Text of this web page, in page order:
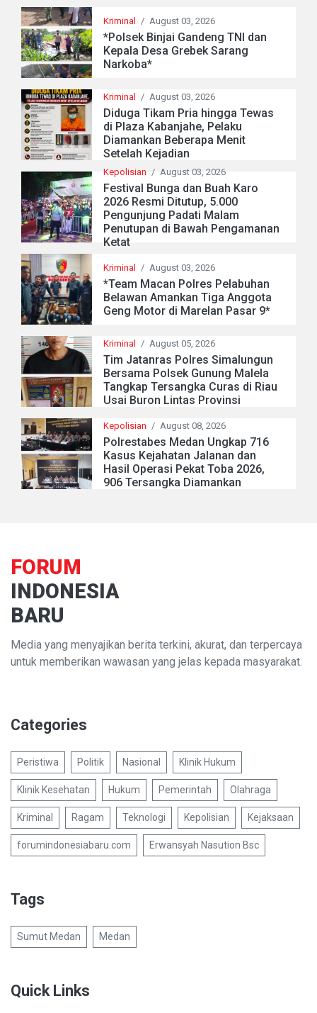
Kriminal / August 03, 2026
*Polsek Binjai Gandeng TNI dan
Kepala Desa Grebek Sarang
Narkoba*
Kriminal / August 03, 2026
Diduga Tikam Pria hingga Tewas
di Plaza Kabanjahe, Pelaku
Diamankan Beberapa Menit
Setelah Kejadian
Kepolisian / August 03, 2026
Festival Bunga dan Buah Karo
2026 Resmi Ditutup, 5.000
Pengunjung Padati Malam
Penutupan di Bawah Pengamanan
Ketat
Kriminal / August 03, 2026
*Team Macan Polres Pelabuhan
Belawan Amankan Tiga Anggota
Geng Motor di Marelan Pasar 9*
Kriminal / August 05, 2026
Tim Jatanras Polres Simalungun
Bersama Polsek Gunung Malela
Tangkap Tersangka Curas di Riau
Usai Buron Lintas Provinsi
Kepolisian / August 08, 2026
Polrestabes Medan Ungkap 716
Kasus Kejahatan Jalanan dan
Hasil Operasi Pekat Toba 2026,
906 Tersangka Diamankan
FORUM
INDONESIA
BARU
Media yang menyajikan berita terkini, akurat, dan terpercaya
untuk memberikan wawasan yang jelas kepada masyarakat.
Categories
Peristiwa Politik Nasional Klinik Hukum
Klinik Kesehatan Hukum Pemerintah Olahraga
Kriminal Ragam Teknologi Kepolisian Kejaksaan
forumindonesiabaru.com Erwansyah Nasution Bsc
Tags
Sumut Medan Medan
Quick Links